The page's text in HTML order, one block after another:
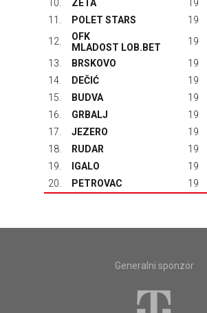
10.
ZETA 19
11.
POLET STARS 19
12.
OFK
MLADOST LOB.BET
19
13.
BRSKOVO 19
14.
DEČIĆ 19
15.
BUDVA 19
16.
GRBALJ 19
17.
JEZERO 19
18.
RUDAR 19
19.
IGALO 19
20.
PETROVAC 19
Generalni sponzor